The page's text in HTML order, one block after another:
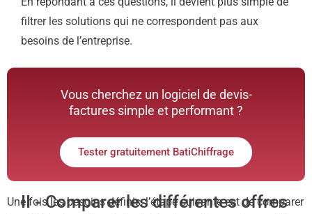
filtrer les solutions qui ne correspondent pas aux
besoins de l’entreprise.
Vous cherchez un logiciel de devis-
factures simple et performant ?
Tester gratuitement BatiChiffrage
II - Comparer les différentes offres
Une fois les besoins définis, l’étape suivante est de comparer